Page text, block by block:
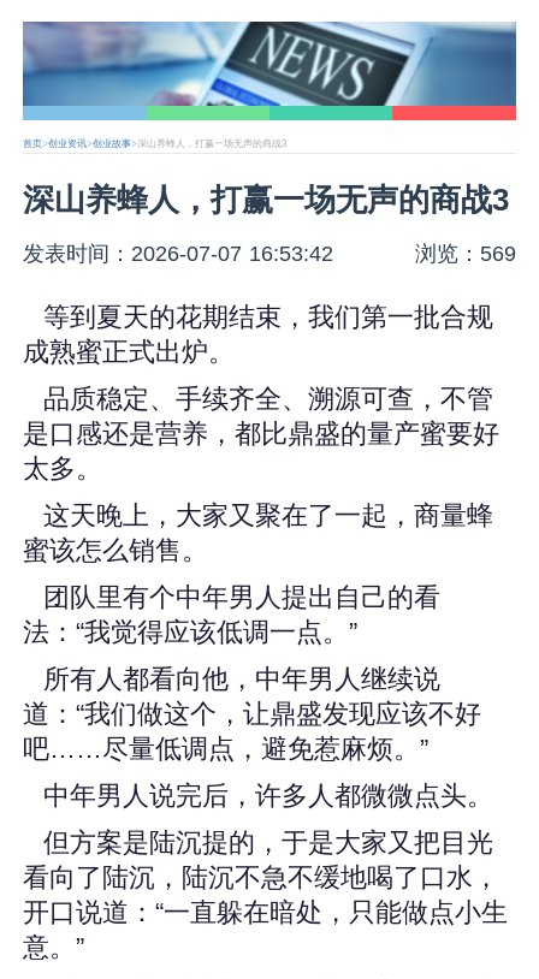
首页>创业资讯>创业故事>深山养蜂人，打赢一场无声的商战3
深山养蜂人，打赢一场无声的商战3
发表时间：2026-07-07 16:53:42 浏览：569
等到夏天的花期结束，我们第一批合规
成熟蜜正式出炉。
品质稳定、手续齐全、溯源可查，不管
是口感还是营养，都比鼎盛的量产蜜要好
太多。
这天晚上，大家又聚在了一起，商量蜂
蜜该怎么销售。
团队里有个中年男人提出自己的看
法：“我觉得应该低调一点。”
所有人都看向他，中年男人继续说
道：“我们做这个，让鼎盛发现应该不好
吧……尽量低调点，避免惹麻烦。”
中年男人说完后，许多人都微微点头。
但方案是陆沉提的，于是大家又把目光
看向了陆沉，陆沉不急不缓地喝了口水，
开口说道：“一直躲在暗处，只能做点小生
意。”